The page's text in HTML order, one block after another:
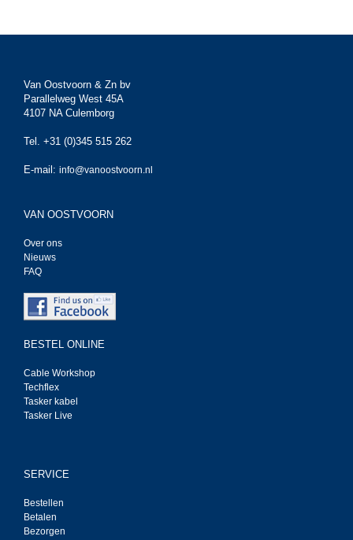
Van Oostvoorn & Zn bv
Parallelweg West 45A
4107 NA Culemborg
Tel. +31 (0)345 515 262
E-mail: info@vanoostvoorn.nl
VAN OOSTVOORN
Over ons
Nieuws
FAQ
BESTEL ONLINE
Cable Workshop
Techflex
Tasker kabel
Tasker Live
SERVICE
Bestellen
Betalen
Bezorgen